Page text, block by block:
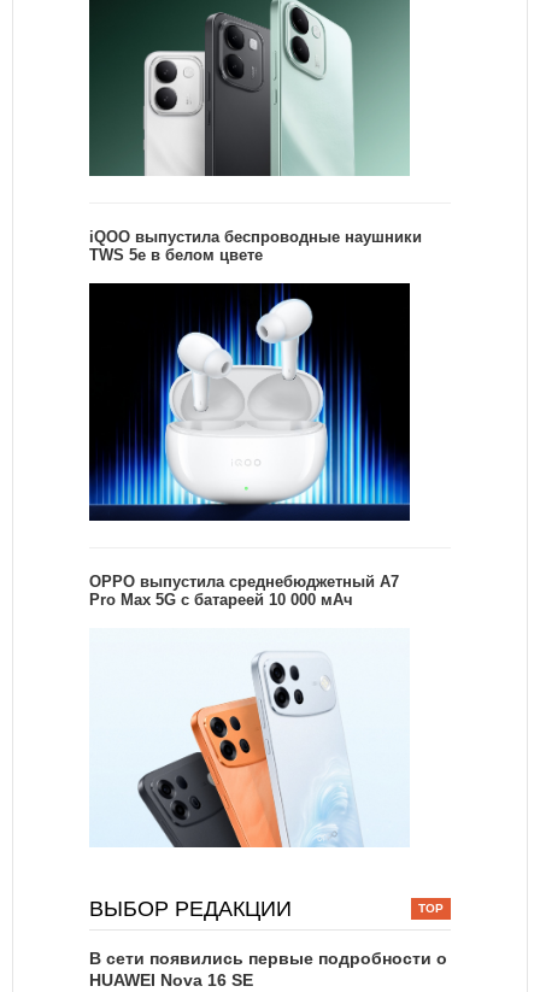
iQOO выпустила беспроводные наушники
TWS 5e в белом цвете
OPPO выпустила среднебюджетный A7
Pro Max 5G с батареей 10 000 мАч
ВЫБОР РЕДАКЦИИ
В сети появились первые подробности о
HUAWEI Nova 16 SE